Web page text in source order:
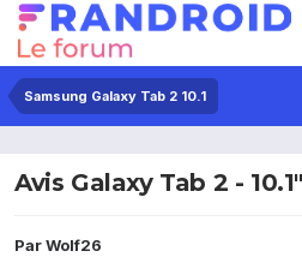
Samsung Galaxy Tab 2 10.1
Avis Galaxy Tab 2 - 10.1"
ParWolf26